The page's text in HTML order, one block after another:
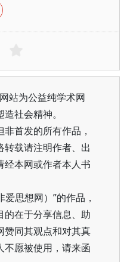
站为公益纯学术网
社会精神。
首发的所有作品，
转载请注明作者、出
经本网或作者本人书
爱思想网）”的作品，
的在于分享信息、助
赞同其观点和对其真
不愿被使用，请来函